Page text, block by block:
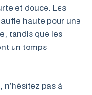
et douce. Les
haute pour une
tandis que les
un temps
n’hésitez pas à